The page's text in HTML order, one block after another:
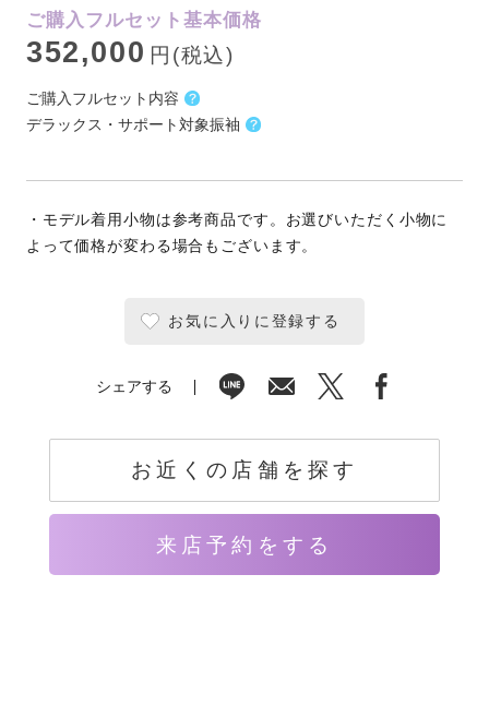
ご購入フルセット基本価格
352,000 円(税込)
ご購入フルセット内容
デラックス・サポート対象振袖
・モデル着用小物は参考商品です。お選びいただく小物に
よって価格が変わる場合もございます。
お気に入りに登録する
シェアする
お近くの店舗を探す
来店予約をする